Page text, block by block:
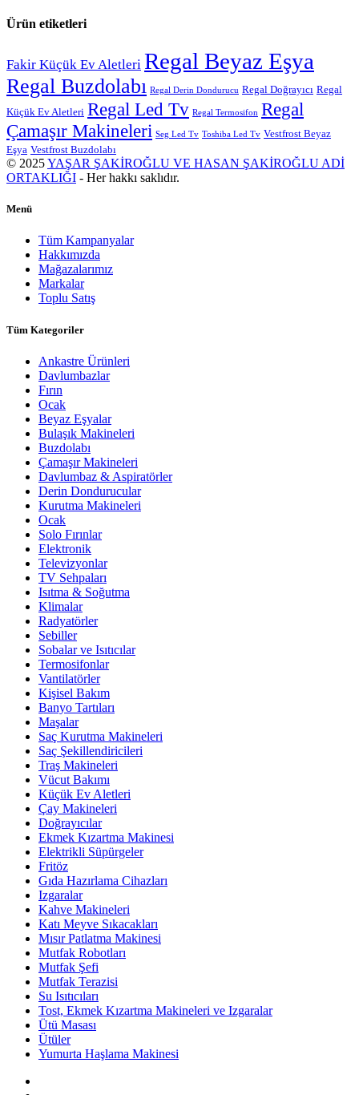
Ürün etiketleri
Fakir Küçük Ev Aletleri Regal Beyaz Eşya
Regal Buzdolabı Regal Derin Dondurucu Regal Doğrayıcı Regal
Küçük Ev Aletleri Regal Led Tv Regal Termosifon Regal
Çamaşır Makineleri Seg Led Tv Toshiba Led Tv Vestfrost Beyaz
Eşya Vestfrost Buzdolabı
© 2025YAŞAR ŞAKİROĞLU VE HASAN ŞAKİROĞLU ADİ
ORTAKLIĞI - Her hakkı saklıdır.
Menü
Tüm Kampanyalar
Hakkımızda
Mağazalarımız
Markalar
Toplu Satış
Tüm Kategoriler
Ankastre Ürünleri
Davlumbazlar
Fırın
Ocak
Beyaz Eşyalar
Bulaşık Makineleri
Buzdolabı
Çamaşır Makineleri
Davlumbaz & Aspiratörler
Derin Dondurucular
Kurutma Makineleri
Ocak
Solo Fırınlar
Elektronik
Televizyonlar
TV Sehpaları
Isıtma & Soğutma
Klimalar
Radyatörler
Sebiller
Sobalar ve Isıtıcılar
Termosifonlar
Vantilatörler
Kişisel Bakım
Banyo Tartıları
Maşalar
Saç Kurutma Makineleri
Saç Şekillendiricileri
Traş Makineleri
Vücut Bakımı
Küçük Ev Aletleri
Çay Makineleri
Doğrayıcılar
Ekmek Kızartma Makinesi
Elektrikli Süpürgeler
Fritöz
Gıda Hazırlama Cihazları
Izgaralar
Kahve Makineleri
Katı Meyve Sıkacakları
Mısır Patlatma Makinesi
Mutfak Robotları
Mutfak Şefi
Mutfak Terazisi
Su Isıtıcıları
Tost, Ekmek Kızartma Makineleri ve Izgaralar
Ütü Masası
Ütüler
Yumurta Haşlama Makinesi